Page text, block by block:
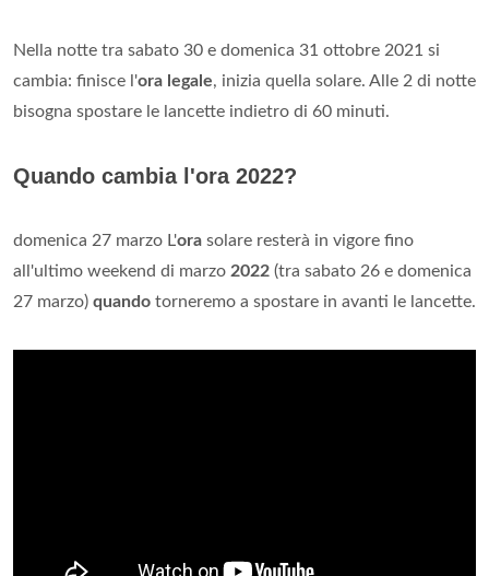
Nella notte tra sabato 30 e domenica 31 ottobre 2021 si
cambia: finisce l'ora legale, inizia quella solare. Alle 2 di notte
bisogna spostare le lancette indietro di 60 minuti.
Quando cambia l'ora 2022?
domenica 27 marzo L'ora solare resterà in vigore fino
all'ultimo weekend di marzo 2022 (tra sabato 26 e domenica
27 marzo) quando torneremo a spostare in avanti le lancette.